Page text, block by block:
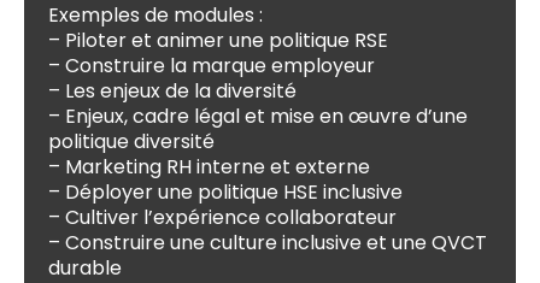
Exemples de modules :
– Piloter et animer une politique RSE
– Construire la marque employeur
– Les enjeux de la diversité
– Enjeux, cadre légal et mise en œuvre d’une
politique diversité
– Marketing RH interne et externe
– Déployer une politique HSE inclusive
– Cultiver l’expérience collaborateur
– Construire une culture inclusive et une QVCT
durable